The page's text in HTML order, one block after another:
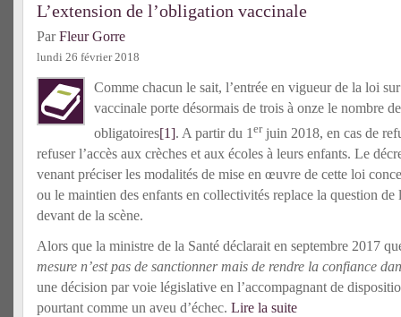
L’extension de l’obligation vaccinale
ParFleur Gorre
lundi 26 février 2018
Comme chacun le sait, l’entrée en vigueur de la loi
vaccinale porte désormais de trois à onze le nombre
obligatoires[1]. A partir du 1 erjuin 2018, en cas de
refuser l’accès aux crèches et aux écoles à leurs enfants. Le
venant préciser les modalités de mise en œuvre de cette loi
ou le maintien des enfants en collectivités replace la question
devant de la scène.
Alors que la ministre de la Santé déclarait en septembre 2017
mesure n’est pas de sanctionner mais de rendre la confiance
une décision par voie législative en l’accompagnant de
pourtant comme un aveu d’échec. Lire la suite